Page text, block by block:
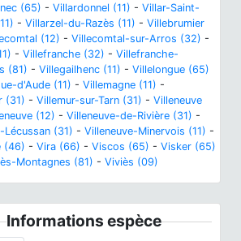
(65) - Villardonnel (11) - Villar-Saint-
- Villarzel-du-Razès (11) - Villebrumier
(12) - Villecomtal-sur-Arros (32) -
- Villefranche (32) - Villefranche-
(81) - Villegailhenc (11) - Villelongue (65)
d'Aude (11) - Villemagne (11) -
(31) - Villemur-sur-Tarn (31) - Villeneuve
(12) - Villeneuve-de-Rivière (31) -
Lécussan (31) - Villeneuve-Minervois (11) -
(46) - Vira (66) - Viscos (65) - Visker (65)
Montagnes (81) - Viviès (09)
Informations espèce